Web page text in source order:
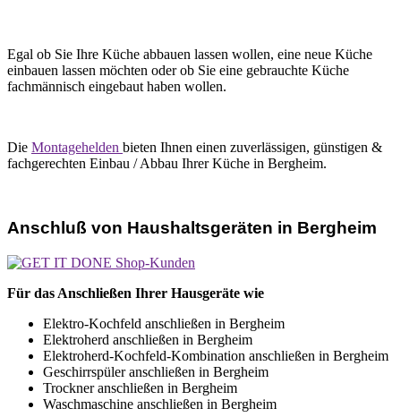
Egal ob Sie Ihre Küche abbauen lassen wollen, eine neue Küche
einbauen lassen möchten oder ob Sie eine gebrauchte Küche
fachmännisch eingebaut haben wollen.
Die Montagehelden bieten Ihnen einen zuverlässigen, günstigen &
fachgerechten Einbau / Abbau Ihrer Küche in Bergheim.
Anschluß von Haushaltsgeräten in Bergheim
Für das Anschließen Ihrer Hausgeräte wie
Elektro-Kochfeld anschließen in Bergheim
Elektroherd anschließen in Bergheim
Elektroherd-Kochfeld-Kombination anschließen in Bergheim
Geschirrspüler anschließen in Bergheim
Trockner anschließen in Bergheim
Waschmaschine anschließen in Bergheim